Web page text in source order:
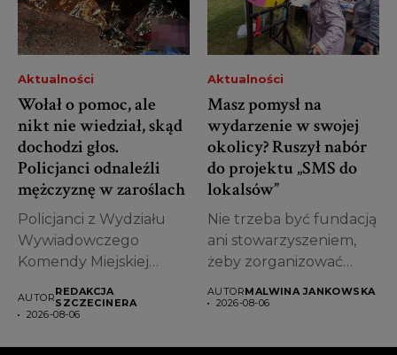
Aktualności
Wołał o pomoc, ale
nikt nie wiedział, skąd
dochodzi głos.
Policjanci odnaleźli
mężczyznę w zaroślach
Policjanci z Wydziału
Wywiadowczego
Komendy Miejskiej
odnaleźli mężczyznę
AUTORREDAKCJA
SZCZECINERA
2026-08-06
Aktualności
Masz pomysł na
wydarzenie w swojej
okolicy? Ruszył nabór
do projektu „SMS do
lokalsów”
Nie trzeba być fundacją
ani stowarzyszeniem,
żeby zorganizować
miejską...
AUTORMALWINA JANKOWSKA
2026-08-06